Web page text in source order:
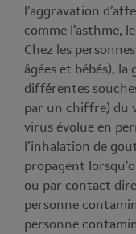
l’aggravation
comme l’asthme,
Chez les
âgées et bébés),
différentes
par un chiffre) du
virus évolue en
l’inhalation de
propagent
ou par contact
personne
personne